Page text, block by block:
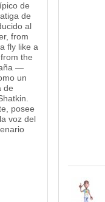
de
de
al
from
fly like a
the
—
un
de
posee
voz del